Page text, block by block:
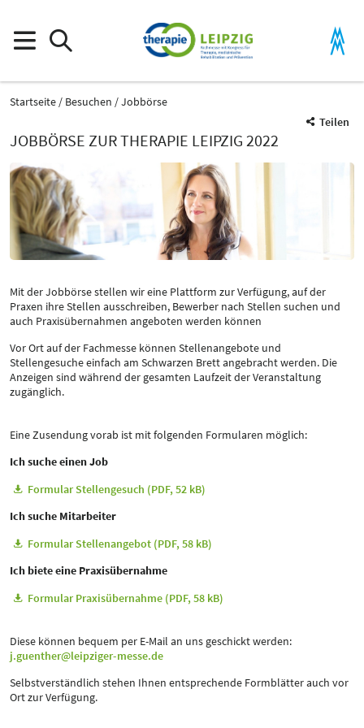
Startseite Besuchen
Jobbörse
Teilen
JOBBÖRSE ZUR THERAPIE LEIPZIG 2022
Mit der Jobbörse stellen wir eine Plattform zur Verfügung, auf der
Praxen ihre Stellen ausschreiben, Bewerber nach Stellen suchen und
auch Praxisübernahmen angeboten werden können
Vor Ort auf der Fachmesse können Stellenangebote und
Stellengesuche einfach am Schwarzen Brett angebracht werden. Die
Anzeigen sind während der gesamten Laufzeit der Veranstaltung
zugänglich.
Eine Zusendung vorab ist mit folgenden Formularen möglich:
Ich suche einen Job
Formular Stellengesuch (PDF, 52 kB)
Ich suche Mitarbeiter
Formular Stellenangebot (PDF, 58 kB)
Ich biete eine Praxisübernahme
Formular Praxisübernahme (PDF, 58 kB)
Diese können bequem per E-Mail an uns geschickt werden:
j.guenther@leipziger-messe.de
Selbstverständlich stehen Ihnen entsprechende Formblätter auch vor
Ort zur Verfügung.